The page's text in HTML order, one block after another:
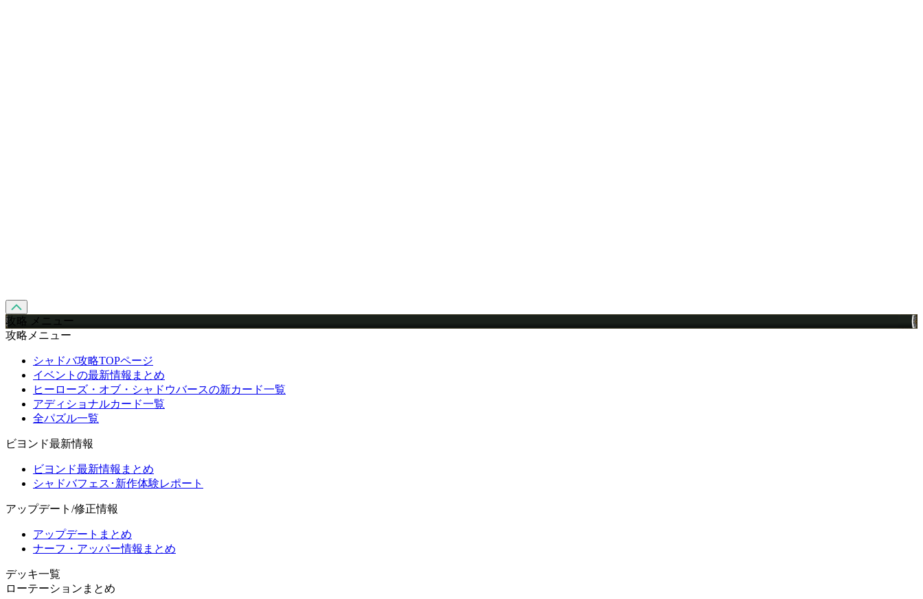
攻略 メニュー
攻略メニュー
シャドバ攻略TOPページ
イベントの最新情報まとめ
ヒーローズ・オブ・シャドウバースの新カード一覧
アディショナルカード一覧
全パズル一覧
ビヨンド最新情報
ビヨンド最新情報まとめ
シャドバフェス･新作体験レポート
アップデート/修正情報
アップデートまとめ
ナーフ・アッパー情報まとめ
デッキ一覧
ローテーションまとめ